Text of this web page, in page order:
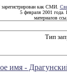
зарегистрирован как СМИ.
5 февраля 2001 года.
материалов
Тип
имя -